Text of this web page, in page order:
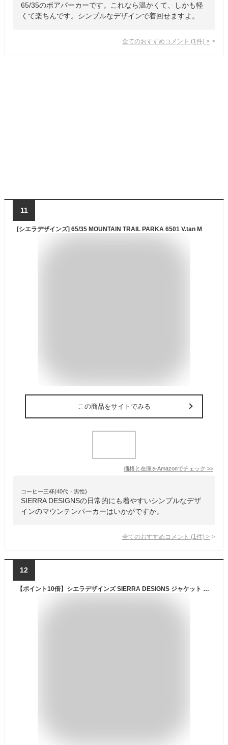
65/35のボアパーカーです。これなら温かくて、しかも軽
くて楽ちんです。シンプルなデザインで着回せますよ。
全てのおすすめコメント (1 件) >
11
[シエラデザインズ] 65/35 MOUNTAIN TRAIL PARKA 6501 V.tan M
この商品をサイトでみる
価格と在庫をAmazonでチェック >>
コーヒー三杯(40代・男性)
SIERRA DESIGNSの日常的にも着やすいシンプルなデザ
インのマウンテンパーカーはいかがですか。
全てのおすすめコメント (1 件) >
12
【ポイント10倍】シエラデザインズ SIERRA DESIGNS ジャケット メンズ 65/35 ビッグ マウンテンパーカー ( SIERRADESIGNS 65/35 Big Mountain Parka JKT Made in JAPAN ビッグシルエット オーバーサイズ JACKET マンパー アウター シェラデザイン 6516 )